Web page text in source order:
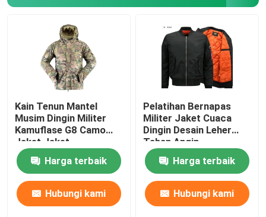
Kain Tenun Mantel
Musim Dingin Militer
Kamuflase G8 Camo
Jaket Jaket
Harga terbaik
Hubungi kami
Pelatihan Bernapas
Militer Jaket Cuaca
Dingin Desain Leher
Tahan Angin
Harga terbaik
Hubungi kami